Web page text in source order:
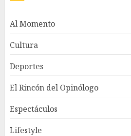
Al Momento
Cultura
Deportes
El Rincón del Opinólogo
Espectáculos
Lifestyle